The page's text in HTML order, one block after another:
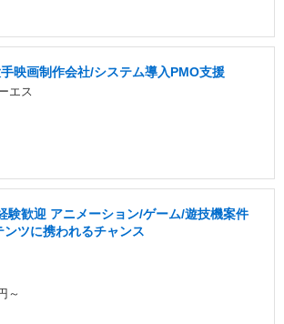
映画制作会社/システム導入PMO支援
エス
験歓迎 アニメーション/ゲーム/遊技機案件
ツに携われるチャンス
～